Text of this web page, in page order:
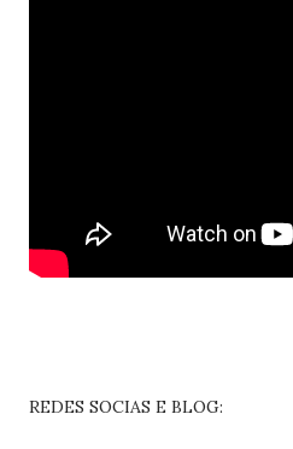
REDES SOCIAS E BLOG: